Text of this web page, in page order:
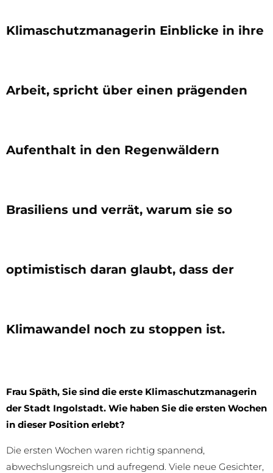
Klimaschutzmanagerin Einblicke in ihre
Arbeit, spricht über einen prägenden
Aufenthalt in den Regenwäldern
Brasiliens und verrät, warum sie so
optimistisch daran glaubt, dass der
Klimawandel noch zu stoppen ist.
Frau Späth, Sie sind die erste Klimaschutzmanagerin
der Stadt Ingolstadt. Wie haben Sie die ersten Wochen
in dieser Position erlebt?
Die ersten Wochen waren richtig spannend,
abwechslungsreich und aufregend. Viele neue Gesichter,